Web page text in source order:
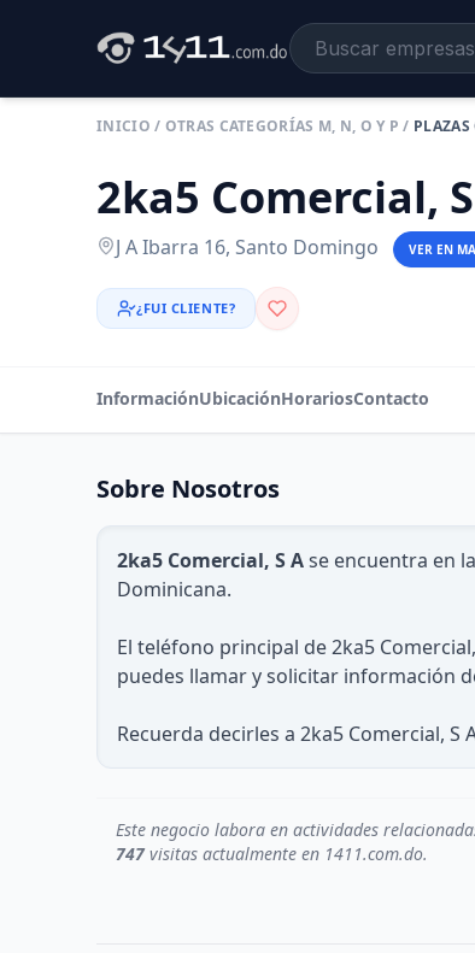
INICIO / OTRAS CATEGORÍAS M, N, O Y P / PLAZAS
2ka5 Comercial,
J A Ibarra 16, Santo Domingo VER EN
¿FUI CLIENTE?
InformaciónUbicaciónHorariosContacto
Sobre Nosotros
2ka5 Comercial, S Ase encuentra en
Dominicana.
El teléfono principal de 2ka5 Comercial,
puedes llamar y solicitar información
Recuerda decirles a 2ka5 Comercial,
Este negocio labora en actividades
747visitas actualmente en 1411.com.do.